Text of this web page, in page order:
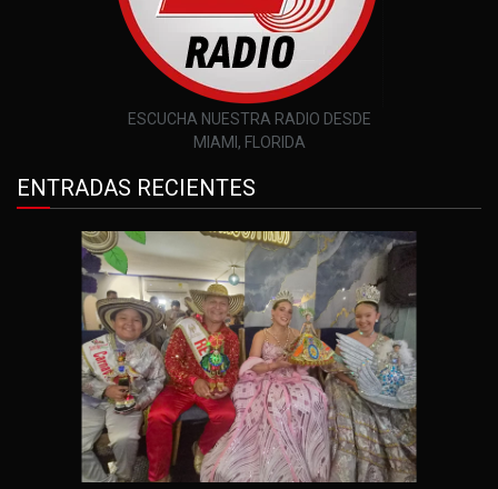
ESCUCHA NUESTRA RADIO DESDE
MIAMI, FLORIDA
ENTRADAS RECIENTES